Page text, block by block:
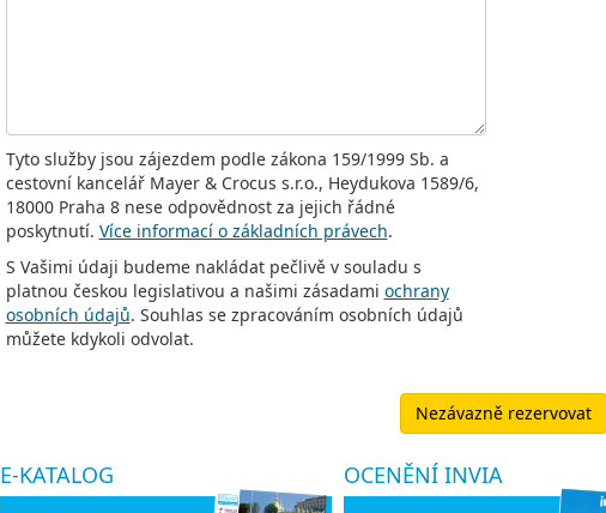
Tyto služby jsou zájezdem podle zákona 159/1999 Sb. a
cestovní kancelář Mayer & Crocus s.r.o., Heydukova 1589/6,
18000 Praha 8 nese odpovědnost za jejich řádné
poskytnutí. Více informací o základních právech.
S Vašimi údaji budeme nakládat pečlivě v souladu s
platnou českou legislativou a našimi zásadami ochrany
osobních údajů. Souhlas se zpracováním osobních údajů
můžete kdykoli odvolat.
Nezávazně rezervovat
E-KATALOG OCENĚNÍ INVIA